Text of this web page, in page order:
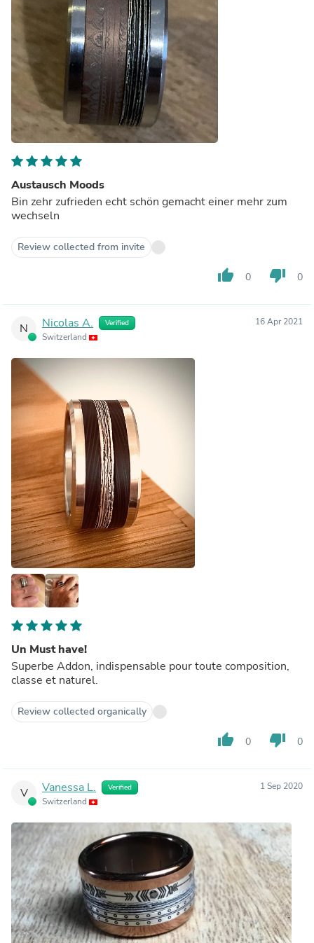
Austausch Moods
Bin zehr zufrieden echt schön gemacht einer mehr zum
wechseln
Review collected from invite
thumb_up 0 thumb_down 0
N Nicolas A. Verified
Switzerland
16 Apr 2021
Un Must have!
Superbe Addon, indispensable pour toute composition,
classe et naturel.
Review collected organically
thumb_up 0 thumb_down 0
V Vanessa L. Verified
Switzerland
1 Sep 2020